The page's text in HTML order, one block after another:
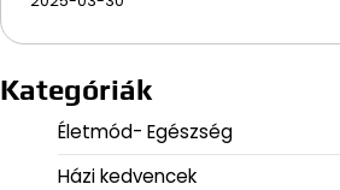
Kategóriák
Életmód- Egészség
Házi kedvencek